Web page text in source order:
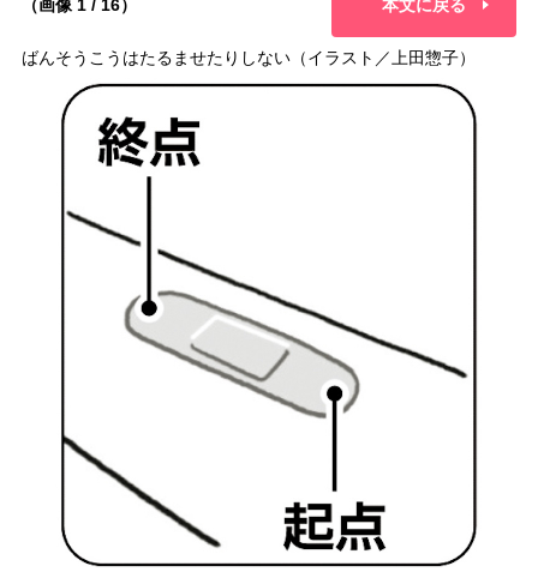
（画像 1 / 16） 本文に戻る
ばんそうこうはたるませたりしない（イラスト／上田惣子）